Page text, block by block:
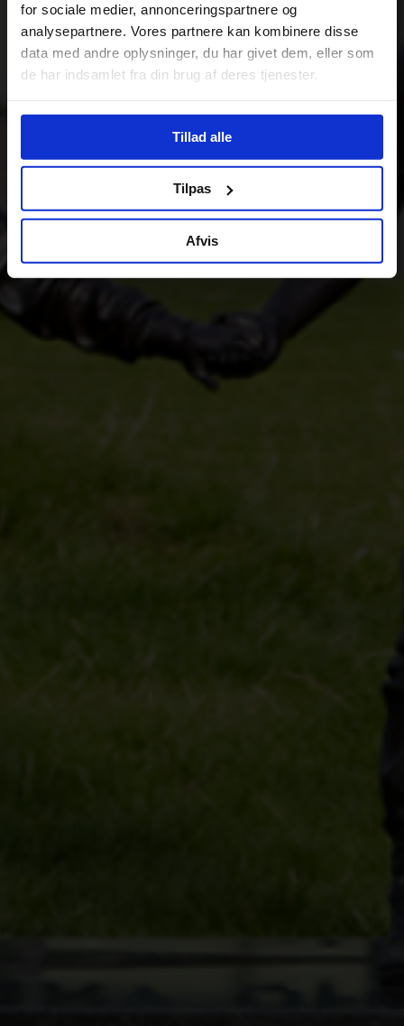
for sociale medier, annonceringspartnere og
analysepartnere. Vores partnere kan kombinere disse
data med andre oplysninger, du har givet dem, eller som
de har indsamlet fra din brug af deres tjenester.
Tillad alle
Tilpas
Afvis